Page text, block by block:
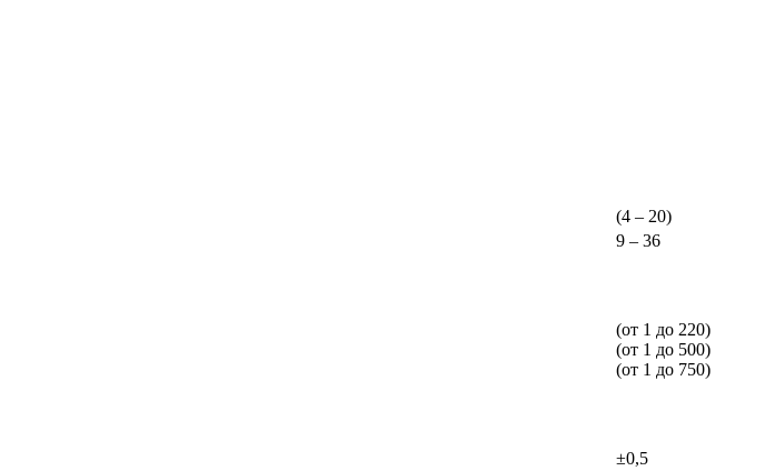
(4 – 20)
9 – 36
(от 1 до 220)
(от 1 до 500)
(от 1 до 750)
±0,5